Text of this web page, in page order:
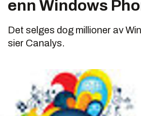
enn Windows
Det selges dog millioner av
sier Canalys.